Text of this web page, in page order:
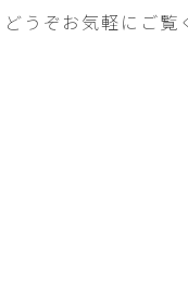
うぞお気軽にご覧